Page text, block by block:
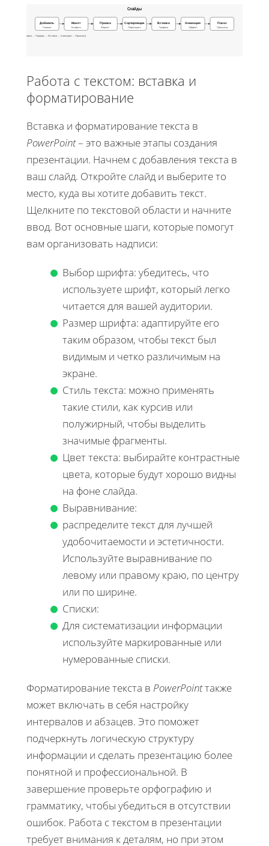
Слайды
Добавить
Главная
Макет
Выбрать
Правка
Формат
Сортировщик
Перетащить
Вставка
Графики
Анимация
Эффект
Показ
Просмотр
→ Выбор макета → Правка → Порядок → Вставка → Анимация → Просмотр
Работа с текстом: вставка и
форматирование
Вставка и форматирование текста в
PowerPoint– это важные этапы создания
презентации. Начнем с добавления текста в
ваш слайд. Откройте слайд и выберите то
место, куда вы хотите добавить текст.
Щелкните по текстовой области и начните
ввод. Вот основные шаги, которые помогут
вам организовать надписи:
Выбор шрифта: убедитесь, что
используете шрифт, который легко
читается для вашей аудитории.
Размер шрифта: адаптируйте его
таким образом, чтобы текст был
видимым и четко различимым на
экране.
Стиль текста: можно применять
такие стили, как курсив или
полужирный, чтобы выделить
значимые фрагменты.
Цвет текста: выбирайте контрастные
цвета, которые будут хорошо видны
на фоне слайда.
Выравнивание:
распределите текст для лучшей
удобочитаемости и эстетичности.
Используйте выравнивание по
левому или правому краю, по центру
или по ширине.
Списки:
Для систематизации информации
используйте маркированные или
нумерованные списки.
Форматирование текста в PowerPointтакже
может включать в себя настройку
интервалов и абзацев. Это поможет
подчеркнуть логическую структуру
информации и сделать презентацию более
понятной и профессиональной. В
завершение проверьте орфографию и
грамматику, чтобы убедиться в отсутствии
ошибок. Работа с текстом в презентации
требует внимания к деталям, но при этом